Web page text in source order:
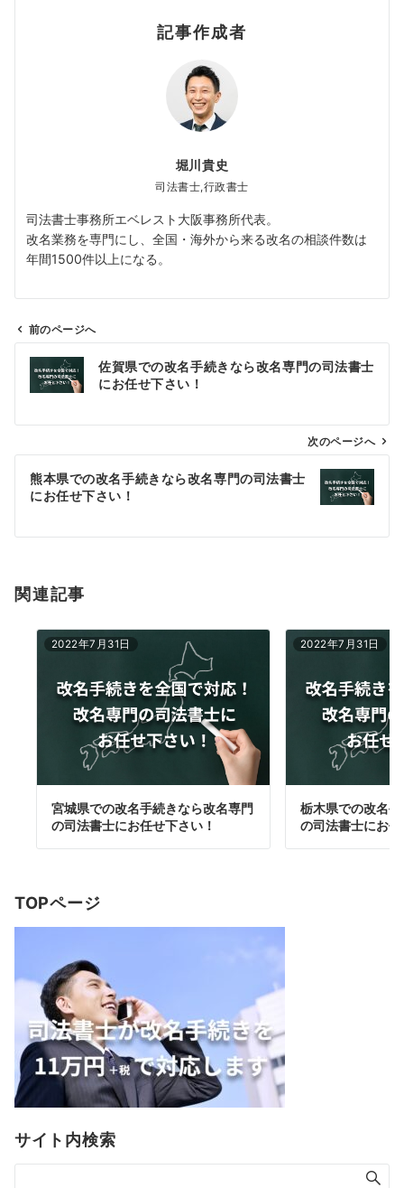
記事作成者
堀川貴史
司法書士,行政書士
司法書士事務所エベレスト大阪事務所代表。
改名業務を専門にし、全国・海外から来る改名の相談件数は
年間1500件以上になる。
ビ
ン
前のページへ
佐賀県での改名手続きなら改名専門の司法書士
にお任せ下さい！
次のページへ
熊本県での改名手続きなら改名専門の司法書士
にお任せ下さい！
関連記事
2022年7月31日
宮城県での改名手続きなら改名専門
の司法書士にお任せ下さい！
2022年7月31日
栃木県での改名
の司法書士にお
TOPページ
サイト内検索